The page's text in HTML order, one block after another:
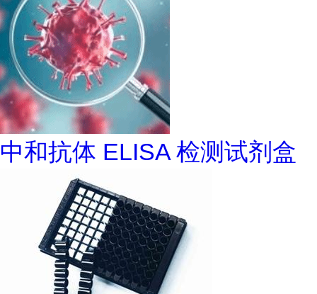
中和抗体 ELISA 检测试剂盒